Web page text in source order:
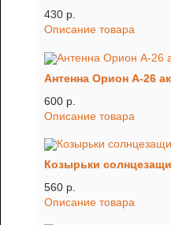
430 p.
Описание товара
Антенна Орион А-26
600 p.
Описание товара
Козырьки
560 p.
Описание товара